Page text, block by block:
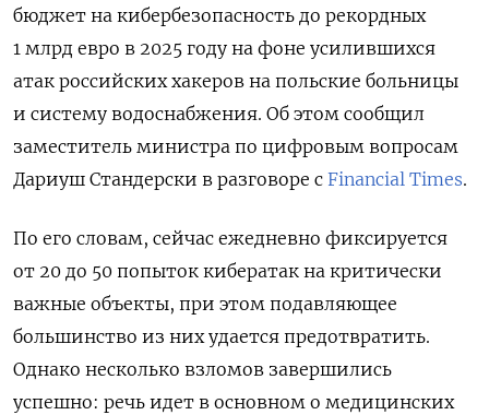
бюджет на кибербезопасность до рекордных
1 млрд евро в 2025 году на фоне усилившихся
атак российских хакеров на польские больницы
и систему водоснабжения. Об этом сообщил
заместитель министра по цифровым вопросам
Дариуш Стандерски в разговоре с Financial Times.
По его словам, сейчас ежедневно фиксируется
от 20 до 50 попыток кибератак на критически
важные объекты, при этом подавляющее
большинство из них удается предотвратить.
Однако несколько взломов завершились
успешно: речь идет в основном о медицинских